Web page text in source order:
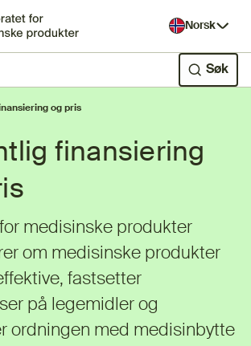
Norsk
Søk
og pris
finansiering
medisinske produkter
om medisinske produkter
fastsetter
på legemidler og
ordningen med medisinbytte